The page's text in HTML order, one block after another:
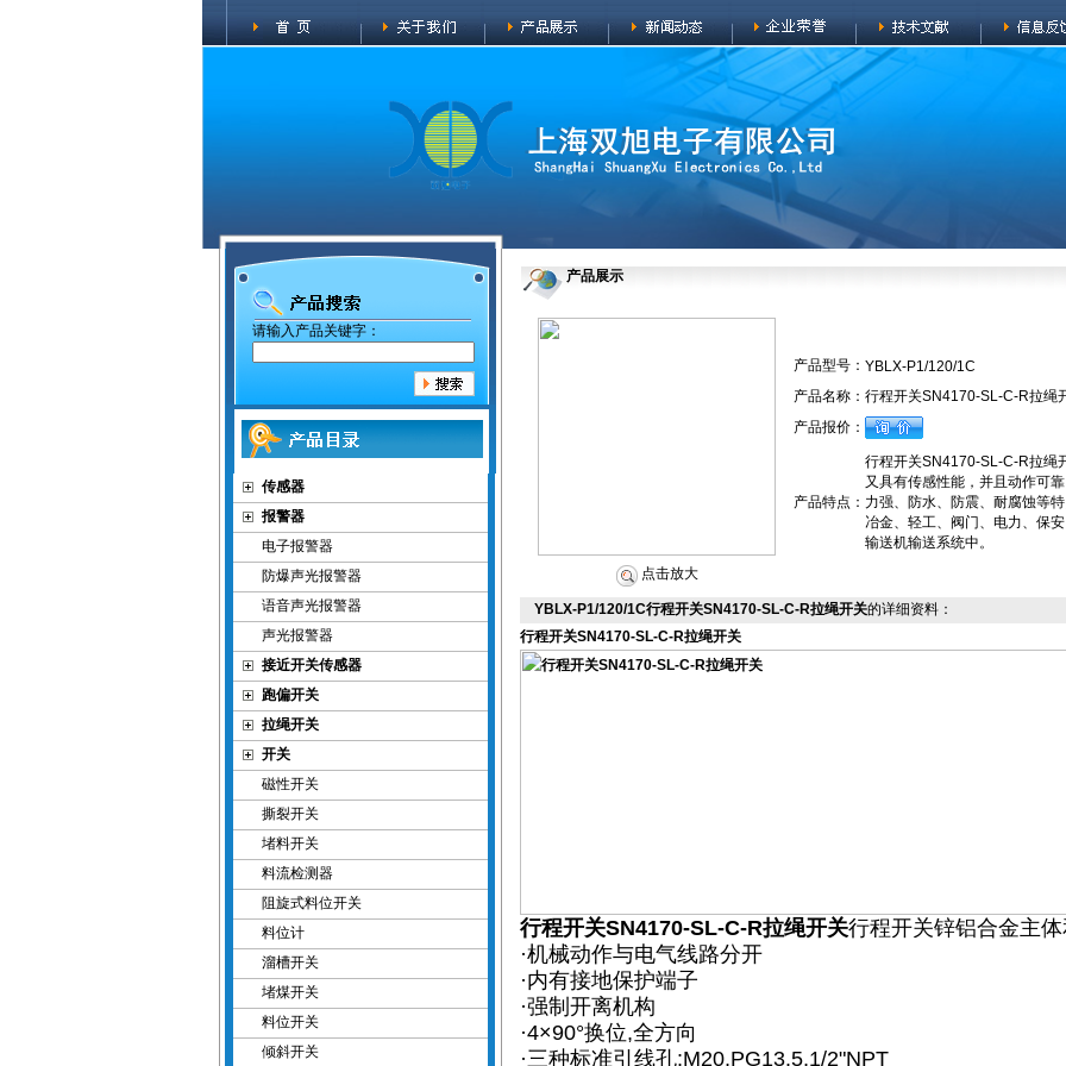
请输入产品关键字：
传感器
报警器
电子报警器
防爆声光报警器
语音声光报警器
声光报警器
接近开关传感器
跑偏开关
拉绳开关
开关
磁性开关
撕裂开关
堵料开关
料流检测器
阻旋式料位开关
料位计
溜槽开关
堵煤开关
料位开关
倾斜开关
产品展示
点击放大
产品型号： YBLX-P1/120/1C
产品名称： 行程开关SN4170-SL-C-R拉绳
产品报价：
产品特点：
行程开关SN4170-SL-C-R拉绳
又具有传感性能，并且动作可
力强、防水、防震、耐腐蚀等
冶金、轻工、阀门、电力、保
输送机输送系统中。
YBLX-P1/120/1C行程开关SN4170-SL-C-R拉绳开关的详细资料：
行程开关SN4170-SL-C-R拉绳开关
行程开关SN4170-SL-C-R拉绳开关行程开关锌铝合金主
·机械动作与电气线路分开
·内有接地保护端子
·强制开离机构
·4×90°换位,全方向
·三种标准引线孔:M20,PG13.5,1/2"NPT